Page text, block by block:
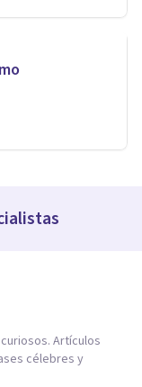
Artículos
célebres y